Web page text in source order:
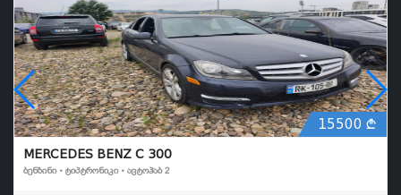
15500
MERCEDES BENZ C 300
ᲑᲔᲜᲖᲘᲜᲘ • ᲢᲘᲞᲢᲠᲝᲜᲘᲙᲘ • ᲐᲕᲢᲝᲰᲐᲑ 2